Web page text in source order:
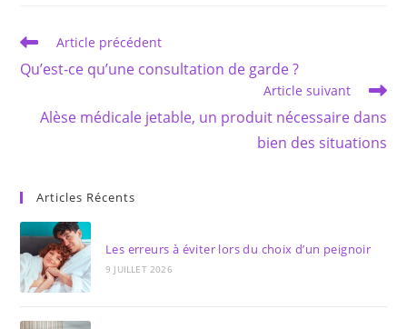
Read
articles
Article précédent
Qu’est-ce qu’une consultation de garde ?
Article suivant
Alèse médicale jetable, un produit nécessaire dans
bien des situations
Articles Récents
Les erreurs à éviter lors du choix d’un peignoir
9 JUILLET 2026